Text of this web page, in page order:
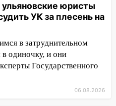
в
перевозчик
с чужими
накопил
юристы
УК за плесень на
в затруднительном
одиночку, и они
Государственного
06.08.2026